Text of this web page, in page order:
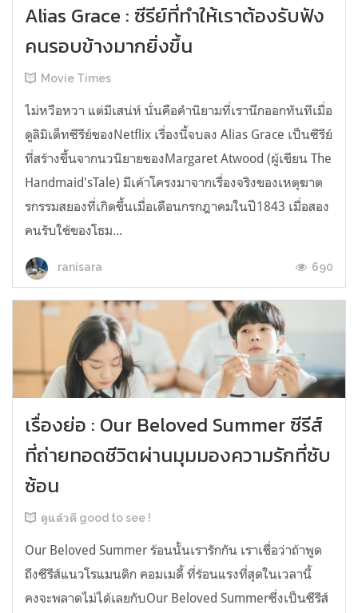
Alias Grace : ซีรีย์ที่ทำให้เราต้องรับฟัง
คนรอบข้างมากยิ่งขึ้น
Movie Times
ไม่หวือหวา แต่มีเสน่ห์ นั่นคือคำนิยามที่เรานึกออกทันทีเมื่อ
ดูลิมิเต็ทซีรีย์ของNetflix เรื่องนี้จบลง Alias Grace เป็นซีรีย์
ที่สร้างขึ้นจากนวนิยายของMargaret Atwood (ผู้เขียน The
Handmaid'sTale) มีเค้าโครงมาจากเรื่องจริงของเหตุฆาต
รกรรมสยองที่เกิดขึ้นเมื่อเดือนกรกฎาคมในปี1843 เมื่อสอง
คนรับใช้ของโธม...
ranisara 690
เรื่องย่อ : Our Beloved Summer ซีรีส์
ที่ถ่ายทอดชีวิตผ่านมุมมองความรักที่ซับ
ซ้อน
ดูแล้วดี good to see !
Our Beloved Summer ร้อนนั้นเรารักกัน เราเชื่อว่าถ้าพูด
ถึงซีรีส์แนวโรแมนติก คอมเมดี้ ที่ร้อนแรงที่สุดในเวลานี้
คงจะพลาดไม่ได้เลยกับOur Beloved Summerซึ่งเป็นซีรีส์